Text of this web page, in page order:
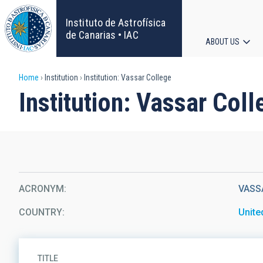
Skip
to
main
content
Instituto de Astrofísica
de Canarias • IAC
ABOUT US
Breadcrumb
Home Institution Institution: Vassar College
Institution: Vassar
ACRONYM
COUNTRY
TITLE